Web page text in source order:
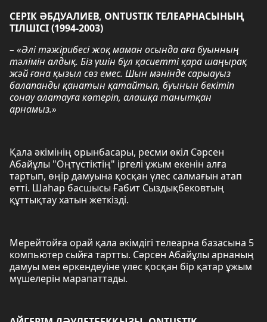
СЕРІК ӘБДУАЛИЕВ, ONTUSTIK ТЕЛЕАРНАСЫНЫҢ
ТІЛШІСІ (1994-2003)
– «Әлі тәжірибесі жоқ маман осында аға буынның
тәлімін алдық. Біз үшін бұл қасиетті қара шаңырақ
жәй ғана қызыл сөз емес. Шын мәнінде сарыауыз
балапанды қанатын қатайтып, буынын бекітіп
сонау алатауға көтеріп, алашқа танытқан
арнамыз.»
Қала әкімінің орынбасары, ресми өкіл Сәрсен
Абайұлы "Оңтүстіктің" іргелі ұжым екенін алға
тартып, өңір дамуына қосқан үлес салмағын атап
өтті. Шаһар басшысы Ғабит Сыздықбековтың
құттықтау хатын жеткізді.
Мерейтойға орай қала әкімдігі телеарна базасына 5
компьютер сыйға тартты. Сәрсен Абайұлы арнаның
дамуы мен өркендеуіне үлес қосқан бір қатар ұжым
мүшелерін марапаттады.